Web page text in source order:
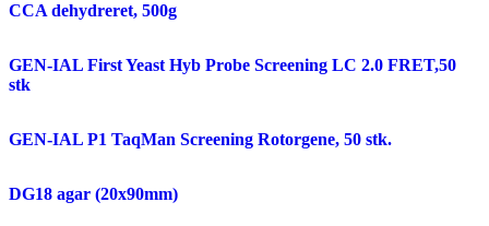
CCA dehydreret, 500g
GEN-IAL First Yeast Hyb Probe Screening LC 2.0 FRET,50
stk
GEN-IAL P1 TaqMan Screening Rotorgene, 50 stk.
DG18 agar (20x90mm)